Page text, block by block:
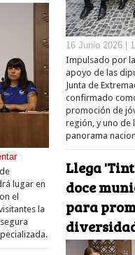
lugar en
el
la
16 Junio 2026 |
Impulsado por
apoyo de las
Junta de
confirmado
promoción de
región, y uno de
panorama
Llega
doce
para